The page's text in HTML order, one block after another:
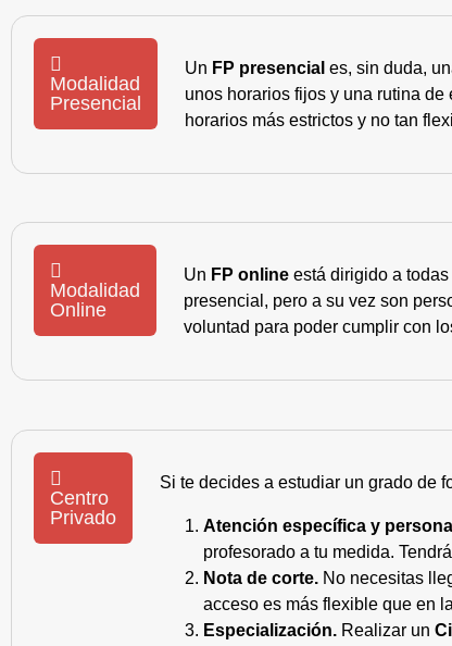
Modalidad
Presencial
Un FP presencial es, sin duda,
unos horarios fijos y una rutina
horarios más estrictos y no tan
Modalidad
Online
Un FP online está dirigido a
presencial, pero a su vez son
voluntad para poder cumplir con
Centro
Privado
Si te decides a estudiar un grado de
Atención específica y
profesorado a tu medida.
Nota de corte. No necesitas
acceso es más flexible que en
Especialización. Realizar un